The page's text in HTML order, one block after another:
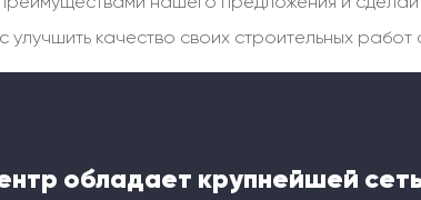
улучшить качество своих строительных
обладает крупнейшей